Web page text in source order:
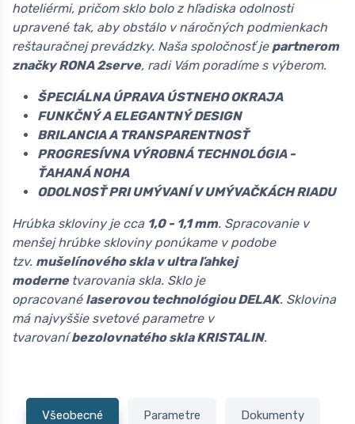
hoteliérmi, pričom sklo bolo z hľadiska odolnosti
upravené tak, aby obstálo v náročných podmienkach
reštauračnej prevádzky. Naša spoločnosť je partnerom
značky RONA 2serve, radi Vám poradíme s výberom.
ŠPECIÁLNA ÚPRAVA ÚSTNEHO OKRAJA
FUNKČNÝ A ELEGANTNÝ DESIGN
BRILANCIA A TRANSPARENTNOSŤ
PROGRESÍVNA VÝROBNÁ TECHNOLÓGIA -
ŤAHANÁ NOHA
ODOLNOSŤ PRI UMÝVANÍ V UMÝVAČKÁCH RIADU
Hrúbka skloviny je cca 1,0 - 1,1 mm. Spracovanie v
menšej hrúbke skloviny ponúkame v podobe
tzv. mušelínového skla v ultra ľahkej
moderne tvarovania skla. Sklo je
opracované laserovou technológiou DELAK. Sklovina
má najvyššie svetové parametre v
tvarovaníbezolovnatého skla KRISTALIN.
Všeobecné Parametre Dokumenty